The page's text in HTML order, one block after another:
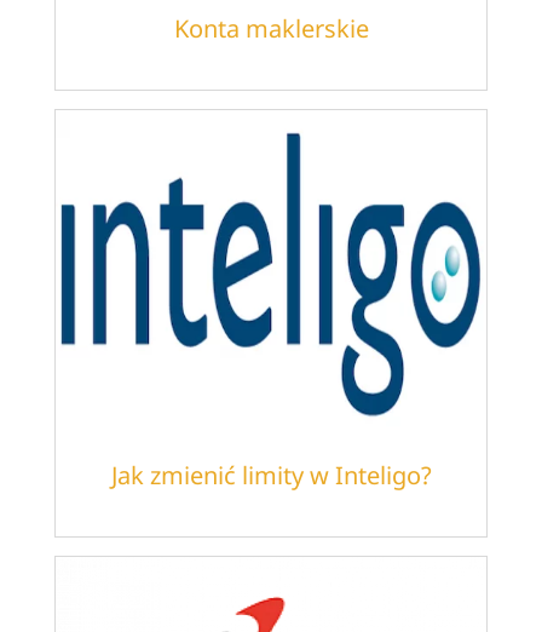
Konta maklerskie
Jak zmienić limity w Inteligo?